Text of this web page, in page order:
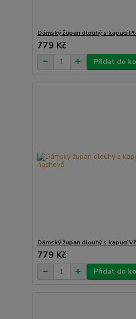
Dámský župan dlouhý s kapucí
779 Kč
Přidat do
Dámský župan dlouhý s kapucí
779 Kč
Přidat do